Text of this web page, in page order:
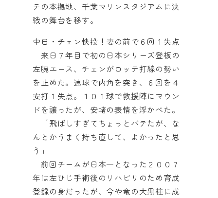
テの本拠地、千葉マリンスタジアムに決
戦の舞台を移す。
中日・チェン快投！妻の前で６回１失点
来日７年目で初の日本シリーズ登板の
左腕エース、チェンがロッテ打線の勢い
を止めた。速球で内角を突き、６回を４
安打１失点。１０１球で救援陣にマウン
ドを譲ったが、安堵の表情を浮かべた。
「飛ばしすぎてちょっとバテたが、な
んとかうまく持ち直して、よかったと思
う」
前回チームが日本一となった２００７
年は左ひじ手術後のリハビリのため育成
登録の身だったが、今や竜の大黒柱に成